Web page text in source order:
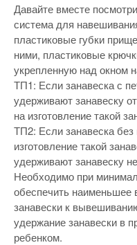
Давайте вместе
система для
пластиковые губки
ними, пластиковые
укрепленную над окном
ТП1: Если занавеска с
удерживают занавеску
на изготовление такой
ТП2: Если занавеска без
изготовление такой
удерживают занавеску
Необходимо при
обеспечить наименьшее
занавески к
удержание занавески в
ребенком.